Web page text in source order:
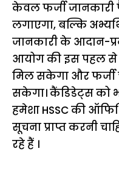
केवल फर्जी
लगाएगा, बल्कि
जानकारी के आदान-
आयोग की इस पहल से
मिल सकेगा और फर्जी
सकेगा। कैंडिडेट्स को
हमेशा HSSC की
सूचना प्राप्त करनी
रहे हैं ।